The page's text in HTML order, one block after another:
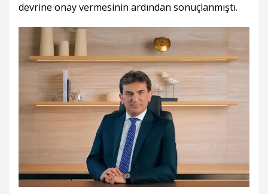
devrine onay vermesinin ardından sonuçlanmıştı.